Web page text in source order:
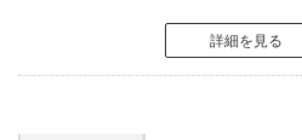
詳細を見る